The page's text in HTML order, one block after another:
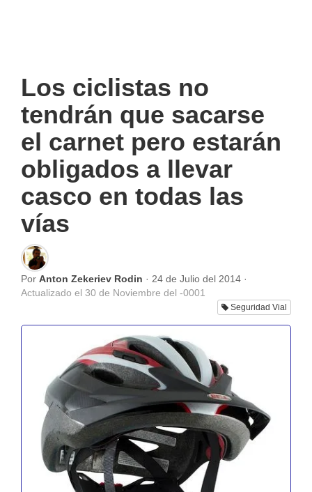
Los ciclistas no
tendrán que sacarse
el carnet pero estarán
obligados a llevar
casco en todas las
vías
Por Anton Zekeriev Rodin · 24 de Julio del 2014 ·
Actualizado el 30 de Noviembre del -0001
Seguridad Vial